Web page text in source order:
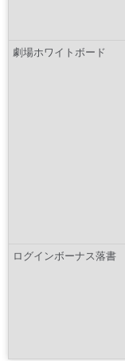
劇場ホワイトボード
ログインボーナス落書